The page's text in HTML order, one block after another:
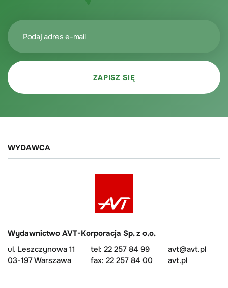
WYDAWCA
Wydawnictwo AVT-Korporacja Sp. z o.o.
ul. Leszczynowa 11
03-197 Warszawa
tel: 22 257 84 99
fax: 22 257 84 00
avt@avt.pl
avt.pl